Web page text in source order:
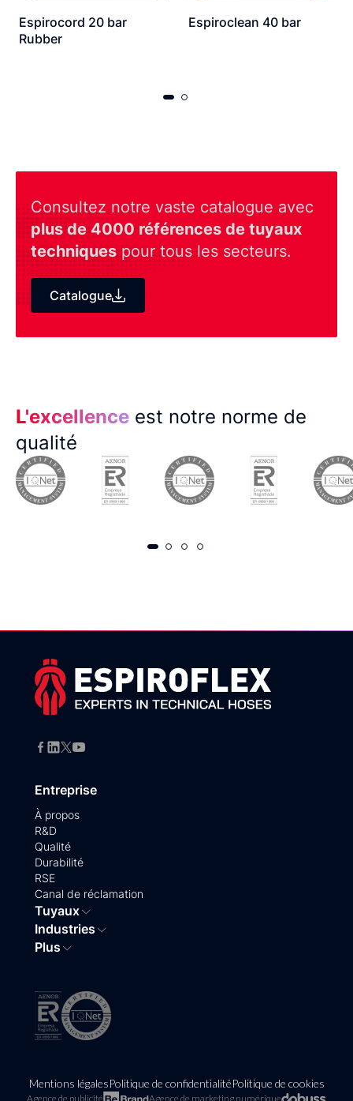
Espirocord 20 bar
Rubber
Espiroclean 40 bar
Consultez notre vaste catalogue avec
plus de 4000 références de tuyaux
techniques pour tous les secteurs.
Catalogue
L'excellence est notre norme de
qualité
Entreprise
À propos
R&D
Qualité
Durabilité
RSE
Canal de réclamation
Tuyaux
Industries
Plus
Mentions légalesPolitique de confidentialitéPolitique de cookies
Agence de publicité Agence de marketing numérique